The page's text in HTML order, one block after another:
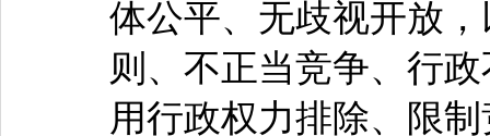
体公平、无歧视开放
则、不正当竞争、行
用行政权力排除、限